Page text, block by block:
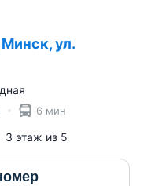
ул.
6 мин
3 этаж из 5